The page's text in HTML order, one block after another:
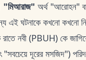
"মিআরাজ" অর্থ "আরোহন" বা
এই ঘটনাকে কখনো কখনো
নবী (PBUH) কে
"সবচেয়ে দূরের মসজিদ")